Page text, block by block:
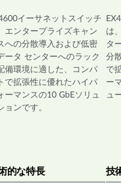
イーサネットスイッチ
エンタープライズキャン
への分散導入および低密
ータ センターへのラック
備環境に適した、コンパ
で拡張性に優れたハイパ
ーマンスの10 GbEソリュ
ョンです。
的な特長
は
タ
分
で
ー
ュ
技